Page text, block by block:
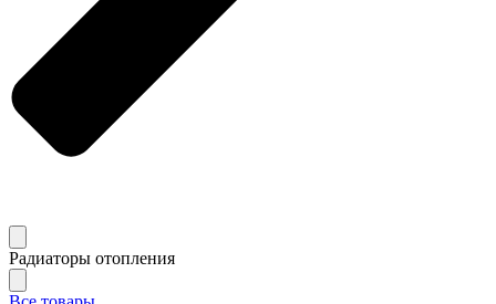
Радиаторы отопления